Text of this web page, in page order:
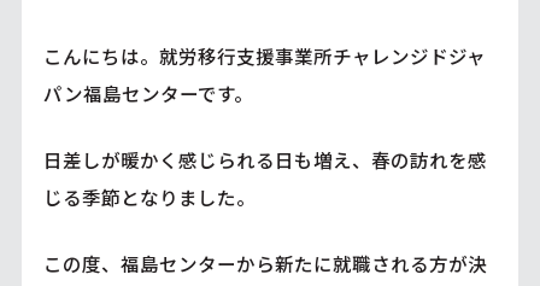
こんにちは。就労移行支援事業所チャレンジドジャ
パン福島センターです。
日差しが暖かく感じられる日も増え、春の訪れを感
じる季節となりました。
この度、福島センターから新たに就職される方が決